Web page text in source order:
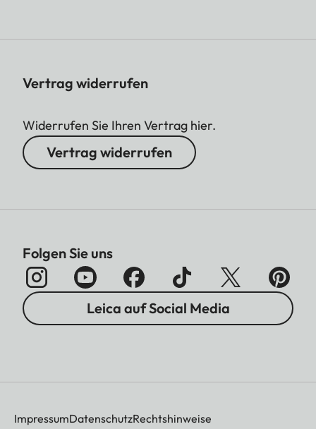
Vertrag widerrufen
Widerrufen Sie Ihren Vertrag hier.
Vertrag widerrufen
Folgen Sie uns
Leica auf Social Media
ImpressumDatenschutzRechtshinweise